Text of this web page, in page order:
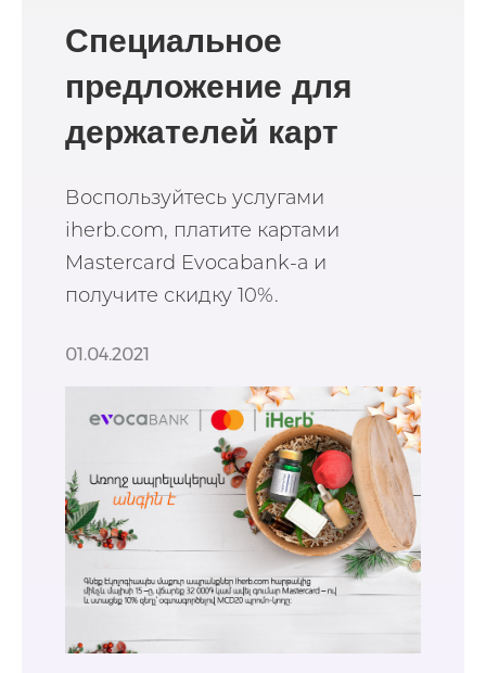
Специальное
предложение для
держателей карт
Воспользуйтесь услугами
iherb.com, платите картами
Mastercard Evocabank-а и
получите скидку 10%.
01.04.2021